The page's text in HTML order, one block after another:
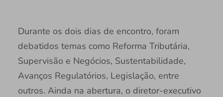
Durante os dois dias de encontro, foram
debatidos temas como Reforma Tributária,
Supervisão e Negócios, Sustentabilidade,
Avanços Regulatórios, Legislação, entre
outros. Ainda na abertura, o diretor-executivo